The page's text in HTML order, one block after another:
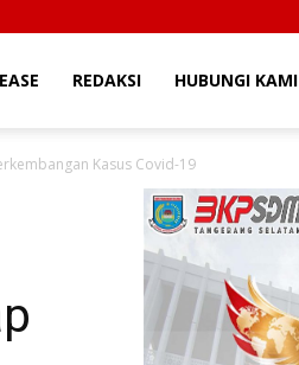
REDAKSI HUBUNGI KAMI
Kasus Covid-19